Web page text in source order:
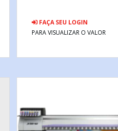
FAÇA SEU LOGIN
PARA VISUALIZAR O VALOR